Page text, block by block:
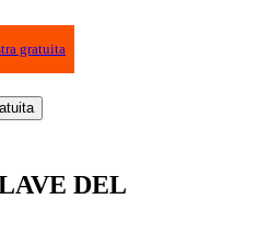
gratuita
DEL